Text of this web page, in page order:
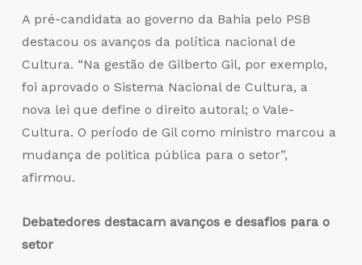
A pré-candidata ao governo da Bahia pelo PSB
destacou os avanços da política nacional de
Cultura. “Na gestão de Gilberto Gil, por exemplo,
foi aprovado o Sistema Nacional de Cultura, a
nova lei que define o direito autoral; o Vale-
Cultura. O período de Gil como ministro marcou a
mudança de politica pública para o setor”,
afirmou.
Debatedores destacam avanços e desafios para o
setor